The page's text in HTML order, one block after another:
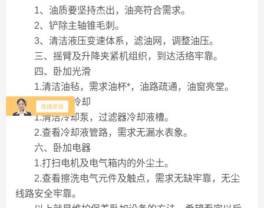
1、油质要坚持杰出，油亮符合需求。
2、铲除主轴锥毛刺。
3、清洁液压变速体系，滤油网，调整油压。
三、摇臂及升降夹紧机组织，到达活络牢靠。
四、卧加光滑
1.清洁油毡，需求油杯*，油路疏通，油窗亮堂。
五、卧加冷却
1.清洁冷却泵，过滤器冷却液槽。
2.查看冷却液管路，需求无漏水表象。
六、卧加电器
1.打扫电机及电气箱内的外尘土。
2.查看擦洗电气元件及触点，需求无缺牢靠，无尘
线路安全牢靠。